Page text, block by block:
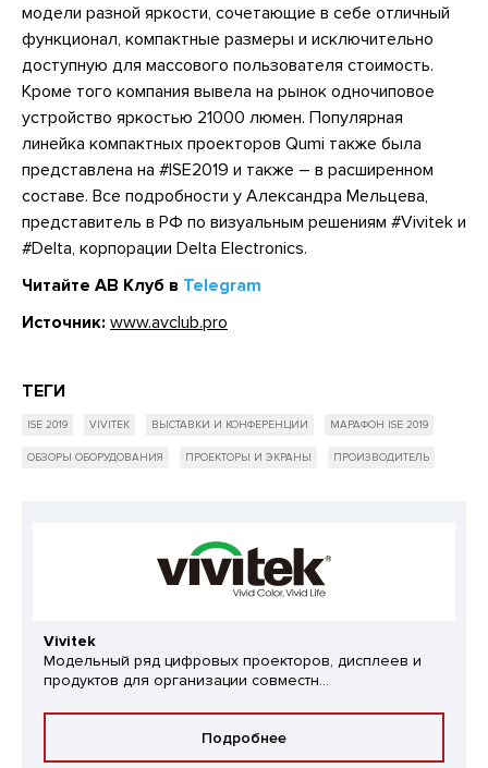
модели разной яркости, сочетающие в себе отличный
функционал, компактные размеры и исключительно
доступную для массового пользователя стоимость.
Кроме того компания вывела на рынок одночиповое
устройство яркостью 21000 люмен. Популярная
линейка компактных проекторов Qumi также была
представлена на #ISE2019 и также – в расширенном
составе. Все подробности у Александра Мельцева,
представитель в РФ по визуальным решениям #Vivitek и
#Delta, корпорации Delta Electronics.
Читайте АВ Клуб в Telegram
Источник: www.avclub.pro
ТЕГИ
ISE 2019 VIVITEK ВЫСТАВКИ И КОНФЕРЕНЦИИ МАРАФОН ISE 2019
ОБЗОРЫ ОБОРУДОВАНИЯ ПРОЕКТОРЫ И ЭКРАНЫ ПРОИЗВОДИТЕЛЬ
Vivitek
Модельный ряд цифровых проекторов, дисплеев и
продуктов для организации совместн...
Подробнее